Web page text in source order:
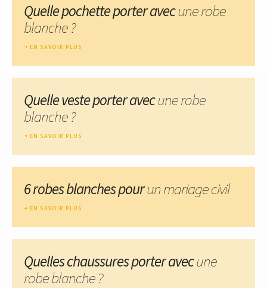
Quelle pochette porter avecune robe
blanche ?
EN SAVOIR PLUS
Quelle veste porter avecune robe
blanche ?
EN SAVOIR PLUS
6 robes blanches pourun mariage civil
EN SAVOIR PLUS
Quelles chaussures porter avecune
robe blanche ?